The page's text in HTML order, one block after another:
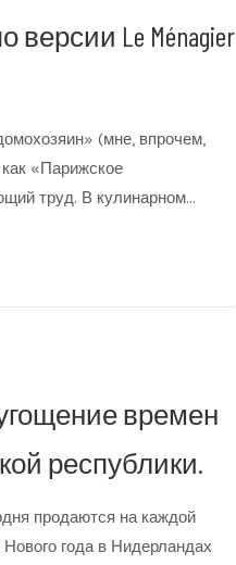
версии Le Ménagier
(мне, впрочем,
как «Парижское
труд. В кулинарном…
угощение времен
республики.
продаются на каждой
года в Нидерландах